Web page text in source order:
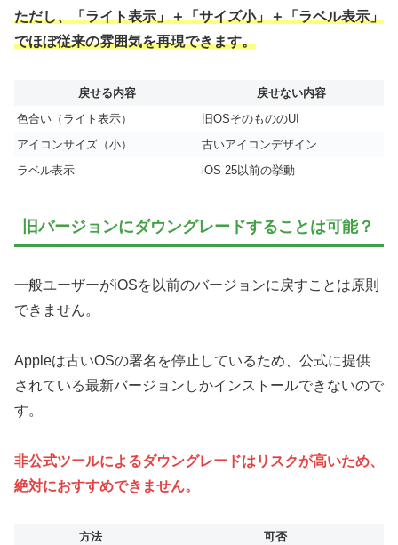
ただし、「ライト表示」＋「サイズ小」＋「ラベル表示」
でほぼ従来の雰囲気を再現できます。
戻せる内容
戻せない内容
色合い（ライト表示）
旧OSそのもののUI
アイコンサイズ（小）
古いアイコンデザイン
ラベル表示
iOS 25以前の挙動
旧バージョンにダウングレードすることは可能？
一般ユーザーがiOSを以前のバージョンに戻すことは原則
できません。
Appleは古いOSの署名を停止しているため、公式に提供
されている最新バージョンしかインストールできないので
す。
非公式ツールによるダウングレードはリスクが高いため、
絶対におすすめできません。
方法
可否